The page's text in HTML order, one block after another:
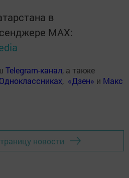
в
MАХ:
Telegram-канал, а также
Одноклассниках, «Дзен» и Макс
новости